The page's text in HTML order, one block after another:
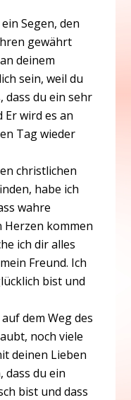
Segen, den
gewährt
deinem
sein, weil du
dass du ein sehr
wird es an
Tag wieder
christlichen
habe ich
wahre
kommen
ich dir alles
Freund. Ich
bist und
dem Weg des
noch viele
deinen Lieben
dass du ein
bist und dass